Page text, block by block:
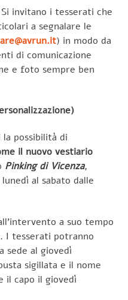
Si invitano i tesserati che
a segnalare le
) in modo da
di comunicazione
e foto sempre ben
possibilità di
il nuovo vestiario
Pinking di Vicenza,
al sabato dalle
a suo tempo
I tesserati potranno
sede al giovedì
sigillata e il nome
il capo il giovedì